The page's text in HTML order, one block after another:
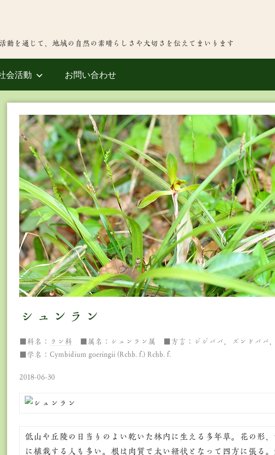
動を通じて、地域の自然の素晴らしさや大切さを伝えてまいります
会活動 お問い合わせ
シュンラン
■科名： ラン科 ■属名：シュンラン属 ■方言：ジジババ，ズンドババ
■学名：Cymbidium goeringii (Rchb. f.) Rchb. f.
2018-06-30
低山や丘陵の日当りのよい乾いた林内に生える多年草。花の形
に植栽する人も多い。根は肉質で太い紐状となって四方に張る